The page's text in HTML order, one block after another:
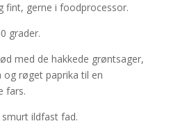
fint, gerne i foodprocessor.
grader.
med de hakkede grøntsager,
og røget paprika til en
fars.
ildfast fad.